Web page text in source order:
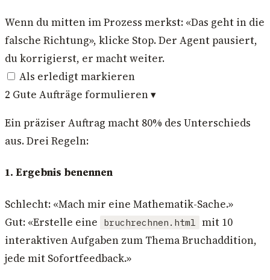
Wenn du mitten im Prozess merkst: «Das geht in die
falsche Richtung», klicke Stop. Der Agent pausiert,
du korrigierst, er macht weiter.
Als erledigt markieren
2 Gute Aufträge formulieren▾
Ein präziser Auftrag macht 80% des Unterschieds
aus. Drei Regeln:
1. Ergebnis benennen
Schlecht: «Mach mir eine Mathematik-Sache.»
Gut: «Erstelle eine
bruchrechnen.html mit 10
interaktiven Aufgaben zum Thema Bruchaddition,
jede mit Sofortfeedback.»